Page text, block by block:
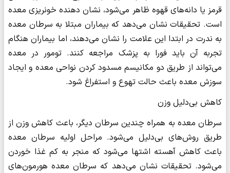
قرمز یا دانه‌های قهوه ظاهر می‌شود، نشان دهنده خونریزی معده
است. تحقیقات نشان می‌دهد که بیماران مبتلا به سرطان معده
به ندرت در ابتدا این علامت را نشان می‌دهند، اما بیماران هنگام
تجربه آن باید فورا به پزشک مراجعه کنند. تومور در معده
می‌تواند از طریق دو مکانیسم مسدود کردن نواحی معده و ایجاد
سوزش معده باعث حالت تهوع و استفراغ شود.
کاهش بی‌دلیل وزن
سرطان معده به همراه چندین سرطان دیگر، باعث کاهش وزن از
طریق روش‌های بی‌دلیل می‌شود. مراحل اولیه سرطان معده
باعث کاهش آهسته اشتها می‌شود که منجر به کم غذا خوردن
می‌شود. تحقیقات نشان می‌دهد که سرطان معده هورمون‌های